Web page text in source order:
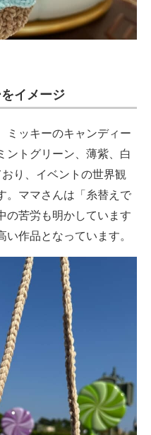
イメージ
ッキーのキャンディー
ントグリーン、薄紫、白
り、イベントの世界観
。ママさんは「糸替えで
の苦労も明かしています
作品となっています。